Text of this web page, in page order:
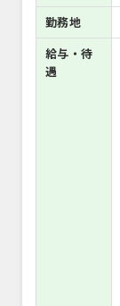
勤務地
給与・待
遇